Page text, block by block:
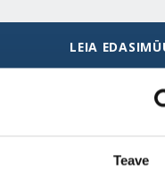
Teave
LEIA
VAATA BROŠÜÜRE